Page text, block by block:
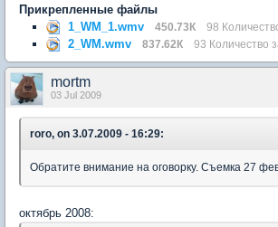
Прикрепленные файлы
1_WM_1.wmv
450.73К 98
2_WM.wmv 837.62К 93 Количество
mortm
03 Jul 2009
roro, on 3.07.2009 - 16:29:
Обратите внимание на оговорку. Съемка 27
октябрь 2008: